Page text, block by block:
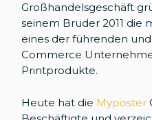
Großhandelsgeschäft
seinem Bruder 2011 die
eines der führenden
Commerce
Printprodukte.
Heute hat die Myposter